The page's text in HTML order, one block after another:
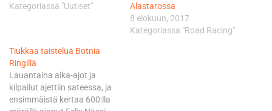
Kategoriassa "Uutiset"
Alastarossa
8 elokuun, 2017
Kategoriassa "Road Racing"
Tiukkaa taistelua Botnia
Ringillä
Lauantaina aika-ajot ja
kilpailut ajettiin sateessa, ja
ensimmäistä kertaa 600:lla